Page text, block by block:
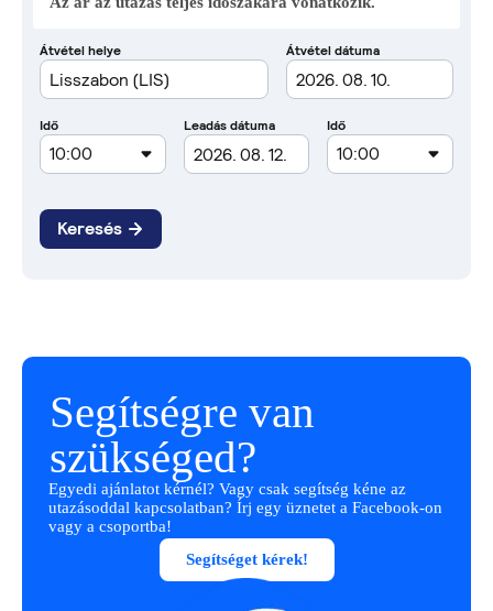
Segítségre van
szükséged?
Egyedi ajánlatot kérnél? Vagy csak segítség kéne az
utazásoddal kapcsolatban? Írj egy üznetet a Facebook-on
vagy a csoportba!
Segítséget kérek!